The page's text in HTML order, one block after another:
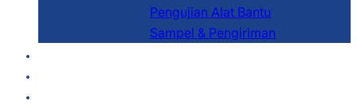
Pengujian Alat Bantu
Sampel & Pengiriman